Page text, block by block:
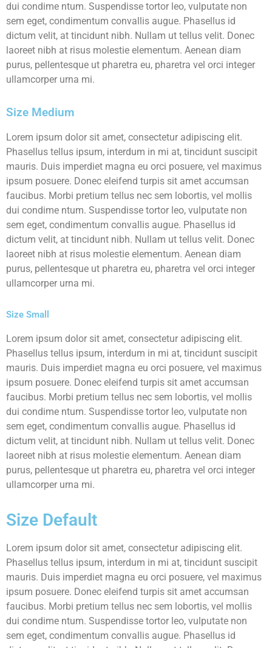
dui condime ntum. Suspendisse tortor leo, vulputate non
sem eget, condimentum convallis augue. Phasellus id
dictum velit, at tincidunt nibh. Nullam ut tellus velit. Donec
laoreet nibh at risus molestie elementum. Aenean diam
purus, pellentesque ut pharetra eu, pharetra vel orci integer
ullamcorper urna mi.
Size Medium
Lorem ipsum dolor sit amet, consectetur adipiscing elit.
Phasellus tellus ipsum, interdum in mi at, tincidunt suscipit
mauris. Duis imperdiet magna eu orci posuere, vel maximus
ipsum posuere. Donec eleifend turpis sit amet accumsan
faucibus. Morbi pretium tellus nec sem lobortis, vel mollis
dui condime ntum. Suspendisse tortor leo, vulputate non
sem eget, condimentum convallis augue. Phasellus id
dictum velit, at tincidunt nibh. Nullam ut tellus velit. Donec
laoreet nibh at risus molestie elementum. Aenean diam
purus, pellentesque ut pharetra eu, pharetra vel orci integer
ullamcorper urna mi.
Size Small
Lorem ipsum dolor sit amet, consectetur adipiscing elit.
Phasellus tellus ipsum, interdum in mi at, tincidunt suscipit
mauris. Duis imperdiet magna eu orci posuere, vel maximus
ipsum posuere. Donec eleifend turpis sit amet accumsan
faucibus. Morbi pretium tellus nec sem lobortis, vel mollis
dui condime ntum. Suspendisse tortor leo, vulputate non
sem eget, condimentum convallis augue. Phasellus id
dictum velit, at tincidunt nibh. Nullam ut tellus velit. Donec
laoreet nibh at risus molestie elementum. Aenean diam
purus, pellentesque ut pharetra eu, pharetra vel orci integer
ullamcorper urna mi.
Size Default
Lorem ipsum dolor sit amet, consectetur adipiscing elit.
Phasellus tellus ipsum, interdum in mi at, tincidunt suscipit
mauris. Duis imperdiet magna eu orci posuere, vel maximus
ipsum posuere. Donec eleifend turpis sit amet accumsan
faucibus. Morbi pretium tellus nec sem lobortis, vel mollis
dui condime ntum. Suspendisse tortor leo, vulputate non
sem eget, condimentum convallis augue. Phasellus id